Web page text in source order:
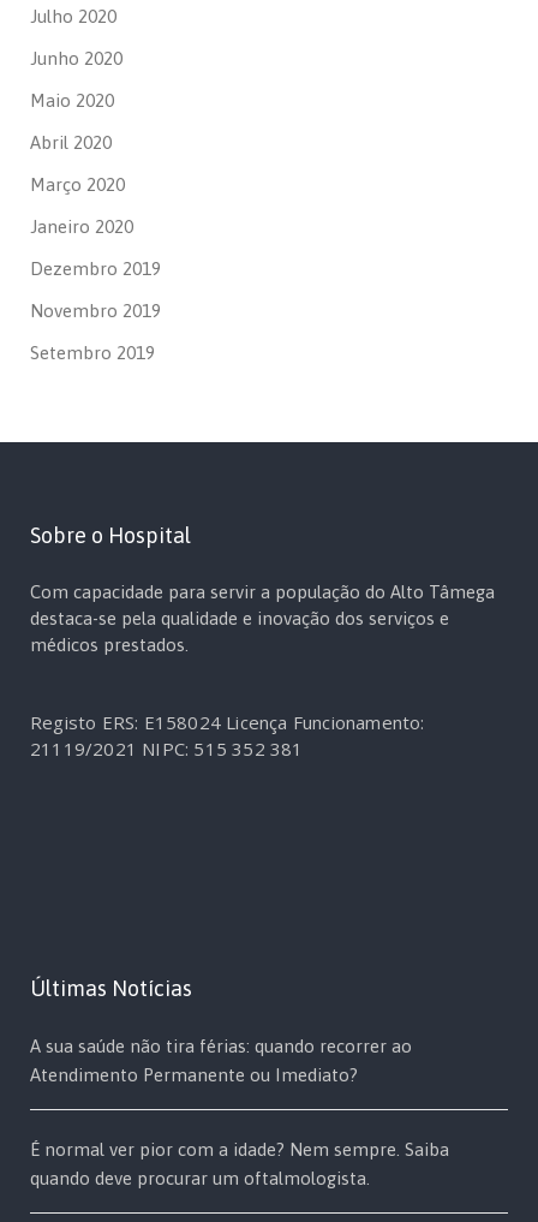
Julho 2020
Junho 2020
Maio 2020
Abril 2020
Março 2020
Janeiro 2020
Dezembro 2019
Novembro 2019
Setembro 2019
Sobre o Hospital
Com capacidade para servir a população do Alto Tâmega
destaca-se pela qualidade e inovação dos serviços e
médicos prestados.
Registo ERS: E158024 Licença Funcionamento:
21119/2021 NIPC: 515 352 381
Últimas Notícias
A sua saúde não tira férias: quando recorrer ao
Atendimento Permanente ou Imediato?
É normal ver pior com a idade? Nem sempre. Saiba
quando deve procurar um oftalmologista.